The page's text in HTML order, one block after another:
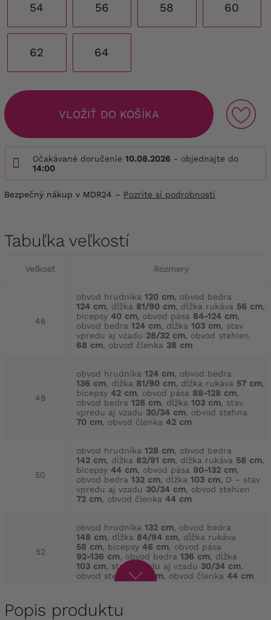
54 56 58 60
62 64
VLOŽIŤ DO KOŠÍKA
Očakávané doručenie 10.08.2026 - objednajte do
14:00
Bezpečný nákup v MDR24 – Pozrite si podrobnosti
Tabuľka veľkostí
Veľkosť Rozmery
46
obvod hrudníka 120 cm, obvod bedra
124 cm, dĺžka 81/90 cm, dĺžka rukáva 56 cm,
bicepsy 40 cm, obvod pása 84-124 cm,
obvod bedra 124 cm, dĺžka 103 cm, stav
vpredu aj vzadu 28/32 cm, obvod stehien
68 cm, obvod členka 38 cm
48
obvod hrudníka 124 cm, obvod bedra
136 cm, dĺžka 81/90 cm, dĺžka rukáva 57 cm,
bicepsy 42 cm, obvod pása 88-128 cm,
obvod bedra 128 cm, dĺžka 103 cm, stav
vpredu aj vzadu 30/34 cm, obvod stehna
70 cm, obvod členka 42 cm
50
obvod hrudníka 128 cm, obvod bedra
142 cm, dĺžka 82/91 cm, dĺžka rukáva 58 cm,
bicepsy 44 cm, obvod pása 90-132 cm,
obvod bedra 132 cm, dĺžka 103 cm, D – stav
vpredu aj vzadu 30/34 cm, obvod stehien
72 cm, obvod členka 44 cm
52
obvod hrudníka 132 cm, obvod bedra
148 cm, dĺžka 84/94 cm, dĺžka rukáva
58 cm, bicepsy 46 cm, obvod pása
92-136 cm, obvod bedra 136 cm, dĺžka
103 cm, stav vpredu aj vzadu 30/34 cm,
obvod stehien 76 cm, obvod členka 44 cm
obvod hrudníka
152 cm, dĺžka
Popis produktu